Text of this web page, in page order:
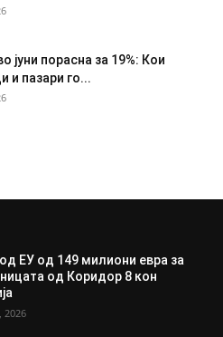
јуни порасна за 19%: Кои
и пазари го...
ЕУ од 149 милиони евра за
од Коридор 8 кон
2026